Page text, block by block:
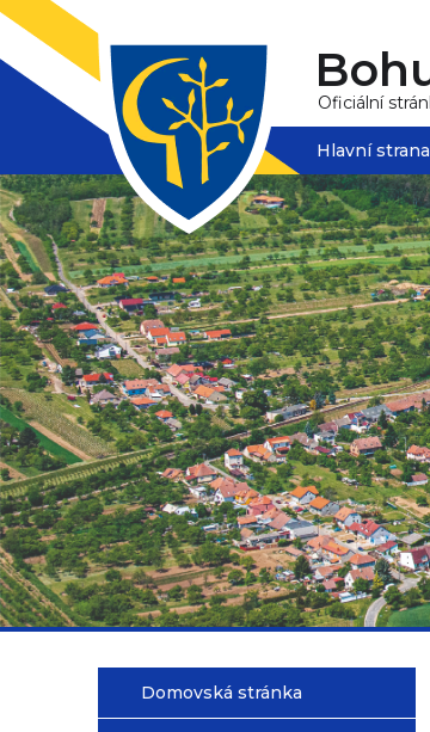
Oficiální
Hlavní strana
Domovská stránka